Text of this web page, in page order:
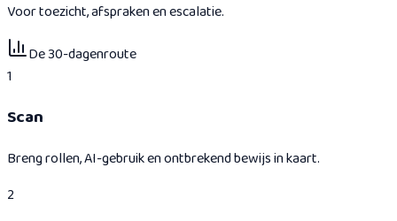
Voor toezicht, afspraken en escalatie.
De 30-dagenroute
1
Scan
Breng rollen, AI-gebruik en ontbrekend bewijs in kaart.
2